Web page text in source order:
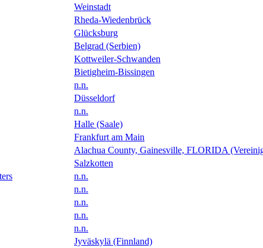
Weinstadt
Rheda-Wiedenbrück
Glücksburg
Belgrad (Serbien)
Kottweiler-Schwanden
Bietigheim-Bissingen
n.n.
Düsseldorf
n.n.
Halle (Saale)
Frankfurt am Main
Alachua County, Gainesville, FLORIDA
Salzkotten
n.n.
n.n.
n.n.
n.n.
n.n.
Jyväskylä (Finnland)